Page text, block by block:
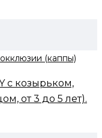
(каппы)
с козырьком,
от 3 до 5 лет).